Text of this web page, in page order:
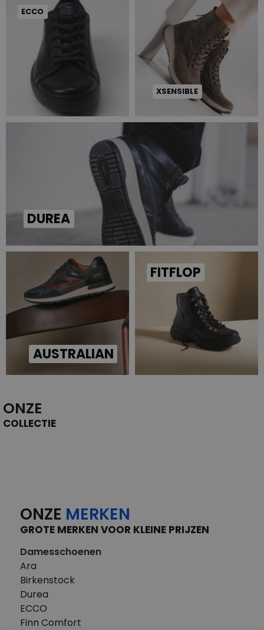
ECCO
XSENSIBLE
DUREA
AUSTRALIAN
FITFLOP
ONZE
COLLECTIE
ONZE MERKEN
GROTE MERKEN VOOR KLEINE PRIJZEN
Damesschoenen
Ara
Birkenstock
Durea
ECCO
Finn Comfort